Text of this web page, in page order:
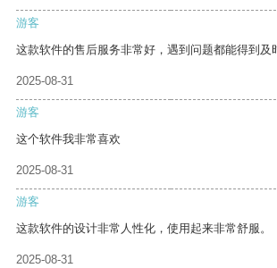
游客
这款软件的售后服务非常好，遇到问题都能得到及
2025-08-31
游客
这个软件我非常喜欢
2025-08-31
游客
这款软件的设计非常人性化，使用起来非常舒服。
2025-08-31